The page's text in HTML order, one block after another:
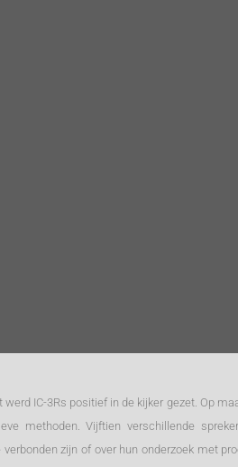
IC-3Rs positief in de kijker gezet. Op
methoden. Vijftien verschillende
zijn of over hun onderzoek met